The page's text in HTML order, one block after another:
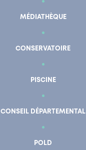
MÉDIATHÈQUE
CONSERVATOIRE
PISCINE
CONSEIL DÉPARTEMENTAL
POLD